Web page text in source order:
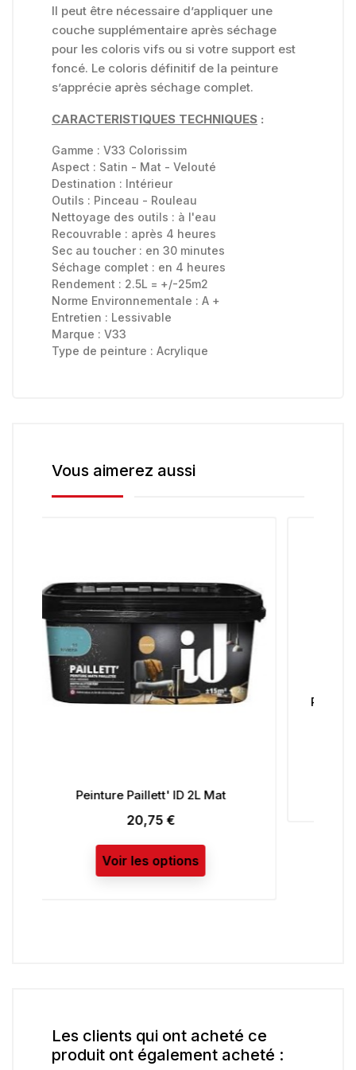
Il peut être nécessaire d’appliquer une
couche supplémentaire après séchage
pour les coloris vifs ou si votre support est
foncé. Le coloris définitif de la peinture
s’apprécie après séchage complet.
CARACTERISTIQUES TECHNIQUES :
Gamme : V33 Colorissim
Aspect : Satin - Mat - Velouté
Destination : Intérieur
Outils : Pinceau - Rouleau
Nettoyage des outils : à l'eau
Recouvrable : après 4 heures
Sec au toucher : en 30 minutes
Séchage complet : en 4 heures
Rendement : 2.5L = +/-25m2
Norme Environnementale : A +
Entretien : Lessivable
Marque : V33
Type de peinture : Acrylique
Vous aimerez aussi
Peinture cuisine et bains Aqua-Stop
Les clients qui ont acheté ce
produit ont également acheté :